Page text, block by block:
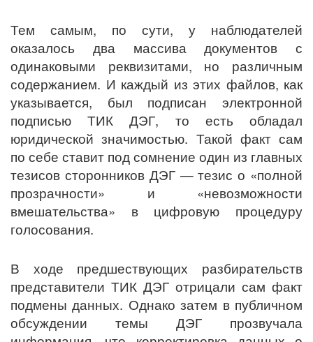
Тем самым, по сути, у наблюдателей
оказалось два массива документов с
одинаковыми реквизитами, но различным
содержанием. И каждый из этих файлов, как
указывается, был подписан электронной
подписью ТИК ДЭГ, то есть обладал
юридической значимостью. Такой факт сам
по себе ставит под сомнение один из главных
тезисов сторонников ДЭГ — тезис о «полной
прозрачности» и «невозможности
вмешательства» в цифровую процедуру
голосования.
В ходе предшествующих разбирательств
представители ТИК ДЭГ отрицали сам факт
подмены данных. Однако затем в публичном
обсуждении темы ДЭГ прозвучала